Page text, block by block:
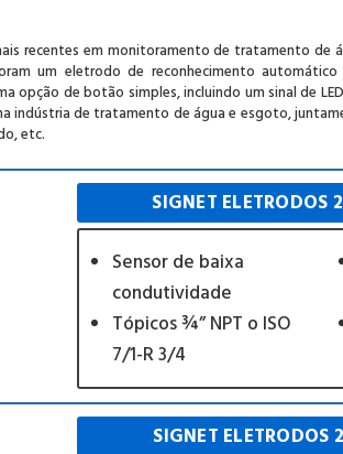
recentes em monitoramento de tratamento de
um eletrodo de reconhecimento
opção de botão simples, incluindo um sinal de
indústria de tratamento de água e esgoto,
etc.
SIGNET
Sensor de baixa
condutividade
Tópicos ¾” NPT o ISO
7/1-R 3/4
SIGNET